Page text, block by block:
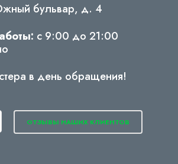
бульвар, д. 4
с 9:00 до 21:00
в день обращения!
ОТЗЫВЫ НАШИХ КЛИЕНТОВ